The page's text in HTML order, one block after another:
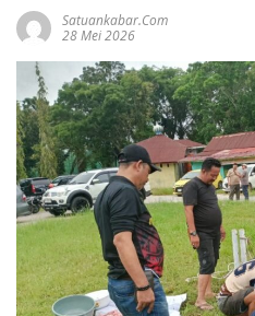
Satuankabar.com
28 Mei 2026